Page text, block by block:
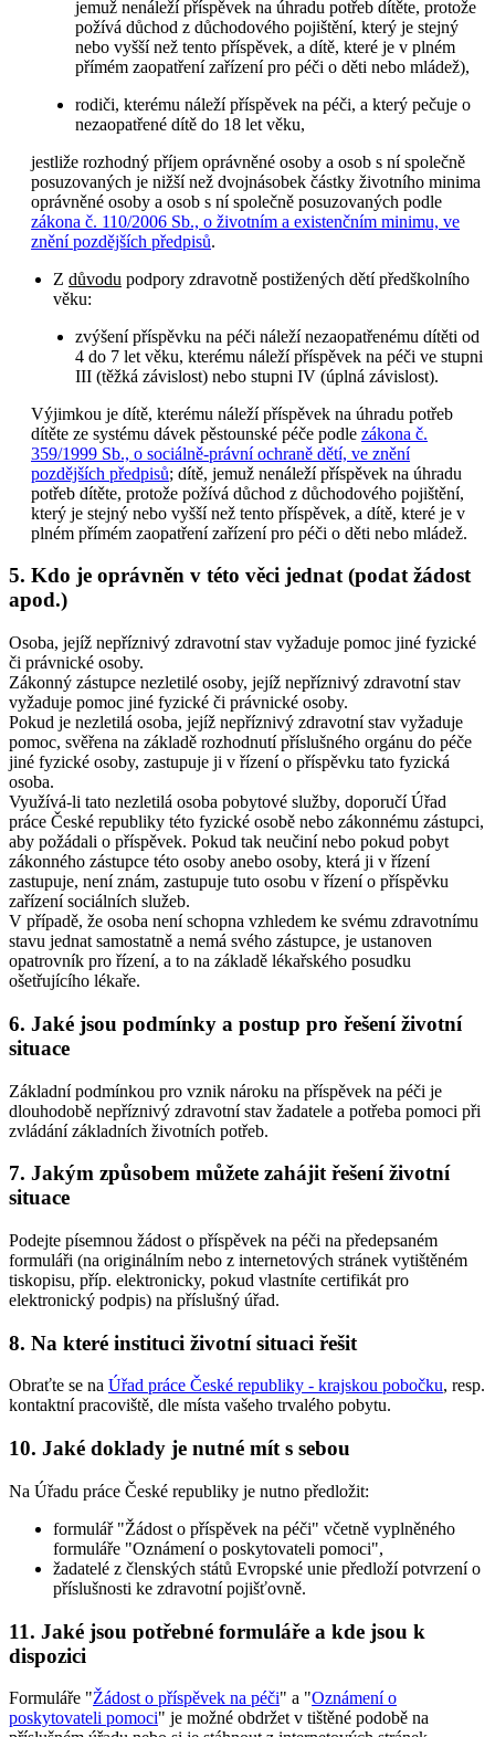
jemuž nenáleží příspěvek na úhradu potřeb dítěte, protože
požívá důchod z důchodového pojištění, který je stejný
nebo vyšší než tento příspěvek, a dítě, které je v plném
přímém zaopatření zařízení pro péči o děti nebo mládež),
rodiči, kterému náleží příspěvek na péči, a který pečuje o
nezaopatřené dítě do 18 let věku,
jestliže rozhodný příjem oprávněné osoby a osob s ní společně
posuzovaných je nižší než dvojnásobek částky životního minima
oprávněné osoby a osob s ní společně posuzovaných podle
zákona č. 110/2006 Sb., o životním a existenčním minimu, ve
znění pozdějších předpisů.
Z důvodu podpory zdravotně postižených dětí předškolního
věku:
zvýšení příspěvku na péči náleží nezaopatřenému dítěti od
4 do 7 let věku, kterému náleží příspěvek na péči ve stupni
III (těžká závislost) nebo stupni IV (úplná závislost).
Výjimkou je dítě, kterému náleží příspěvek na úhradu potřeb
dítěte ze systému dávek pěstounské péče podlezákona č.
359/1999 Sb., o sociálně-právní ochraně dětí, ve znění
pozdějších předpisů; dítě, jemuž nenáleží příspěvek na úhradu
potřeb dítěte, protože požívá důchod z důchodového pojištění,
který je stejný nebo vyšší než tento příspěvek, a dítě, které je v
plném přímém zaopatření zařízení pro péči o děti nebo mládež.
5. Kdo je oprávněn v této věci jednat (podat žádost
apod.)
Osoba, jejíž nepříznivý zdravotní stav vyžaduje pomoc jiné fyzické
či právnické osoby.
Zákonný zástupce nezletilé osoby, jejíž nepříznivý zdravotní stav
vyžaduje pomoc jiné fyzické či právnické osoby.
Pokud je nezletilá osoba, jejíž nepříznivý zdravotní stav vyžaduje
pomoc, svěřena na základě rozhodnutí příslušného orgánu do péče
jiné fyzické osoby, zastupuje ji v řízení o příspěvku tato fyzická
osoba.
Využívá-li tato nezletilá osoba pobytové služby, doporučí Úřad
práce České republiky této fyzické osobě nebo zákonnému zástupci,
aby požádali o příspěvek. Pokud tak neučiní nebo pokud pobyt
zákonného zástupce této osoby anebo osoby, která ji v řízení
zastupuje, není znám, zastupuje tuto osobu v řízení o příspěvku
zařízení sociálních služeb.
V případě, že osoba není schopna vzhledem ke svému zdravotnímu
stavu jednat samostatně a nemá svého zástupce, je ustanoven
opatrovník pro řízení, a to na základě lékařského posudku
ošetřujícího lékaře.
6. Jaké jsou podmínky a postup pro řešení životní
situace
Základní podmínkou pro vznik nároku na příspěvek na péči je
dlouhodobě nepříznivý zdravotní stav žadatele a potřeba pomoci při
zvládání základních životních potřeb.
7. Jakým způsobem můžete zahájit řešení životní
situace
Podejte písemnou žádost o příspěvek na péči na předepsaném
formuláři (na originálním nebo z internetových stránek vytištěném
tiskopisu, příp. elektronicky, pokud vlastníte certifikát pro
elektronický podpis) na příslušný úřad.
8. Na které instituci životní situaci řešit
Obraťte se na Úřad práce České republiky - krajskou pobočku, resp.
kontaktní pracoviště, dle místa vašeho trvalého pobytu.
10. Jaké doklady je nutné mít s sebou
Na Úřadu práce České republiky je nutno předložit:
formulář "Žádost o příspěvek na péči" včetně vyplněného
formuláře "Oznámení o poskytovateli pomoci",
žadatelé z členských států Evropské unie předloží potvrzení o
příslušnosti ke zdravotní pojišťovně.
11. Jaké jsou potřebné formuláře a kde jsou k
dispozici
Formuláře "Žádost o příspěvek na péči" a "Oznámení o
poskytovateli pomoci" je možné obdržet v tištěné podobě na